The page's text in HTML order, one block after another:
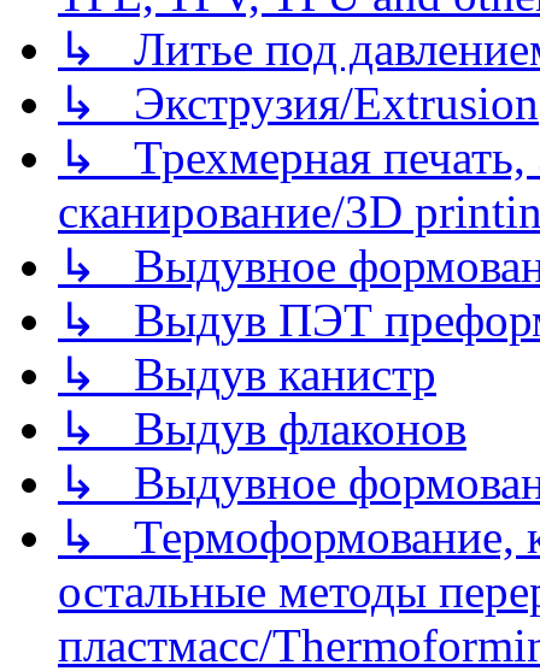
↳ Литье под
↳ Экструзия/Extrusion
↳ Трехмерная
сканирование/3D
↳ Выдувное
↳ Выдув ПЭТ
↳ Выдув канистр
↳ Выдув флаконов
↳ Выдувное
↳ Термоформование,
остальные методы
пластмасс/